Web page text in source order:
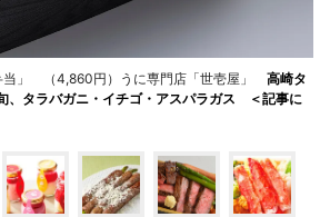
当」 （4,860円）うに専門店「世壱屋」 高崎タ
、タラバガニ・イチゴ・アスパラガス ＜記事に